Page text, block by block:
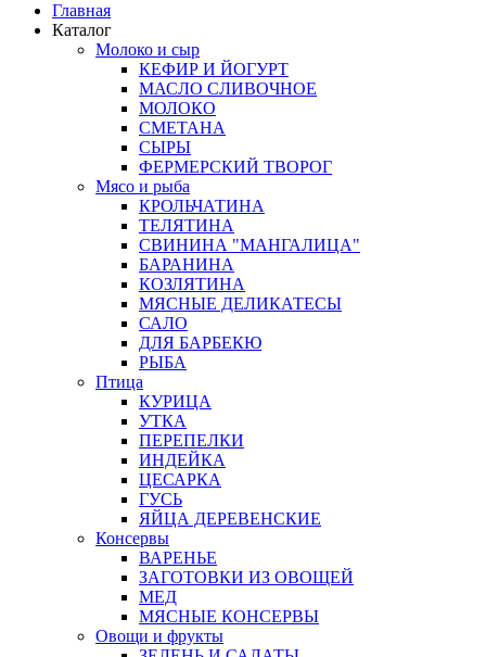
Главная
Каталог
Молоко и сыр
КЕФИР И ЙОГУРТ
МАСЛО СЛИВОЧНОЕ
МОЛОКО
СМЕТАНА
СЫРЫ
ФЕРМЕРСКИЙ ТВОРОГ
Мясо и рыба
КРОЛЬЧАТИНА
ТЕЛЯТИНА
СВИНИНА "МАНГАЛИЦА"
БАРАНИНА
КОЗЛЯТИНА
МЯСНЫЕ ДЕЛИКАТЕСЫ
САЛО
ДЛЯ БАРБЕКЮ
РЫБА
Птица
КУРИЦА
УТКА
ПЕРЕПЕЛКИ
ИНДЕЙКА
ЦЕСАРКА
ГУСЬ
ЯЙЦА ДЕРЕВЕНСКИЕ
Консервы
ВАРЕНЬЕ
ЗАГОТОВКИ ИЗ ОВОЩЕЙ
МЕД
МЯСНЫЕ КОНСЕРВЫ
Овощи и фрукты